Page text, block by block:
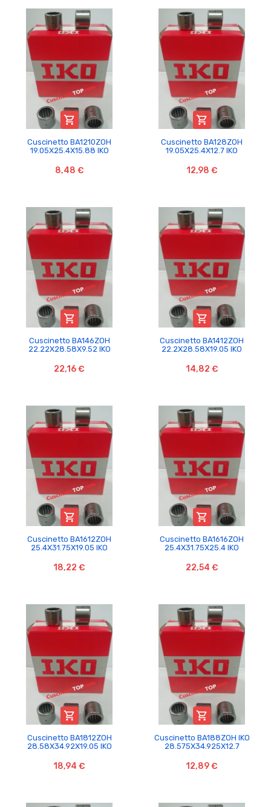

Cuscinetto BA1210ZOH
19.05X25.4X15.88 IKO
8,48 €

Cuscinetto BA128ZOH
19.05X25.4X12.7 IKO
12,98 €

Cuscinetto BA146ZOH
22.22X28.58X9.52 IKO
22,16 €

Cuscinetto BA1412ZOH
22.2X28.58X19.05 IKO
14,82 €

Cuscinetto BA1612ZOH
25.4X31.75X19.05 IKO
18,22 €

Cuscinetto BA1616ZOH
25.4X31.75X25.4 IKO
22,54 €

Cuscinetto BA1812ZOH
28.58X34.92X19.05 IKO
18,94 €

Cuscinetto BA188ZOH IKO
28.575X34.925X12.7
12,89 €